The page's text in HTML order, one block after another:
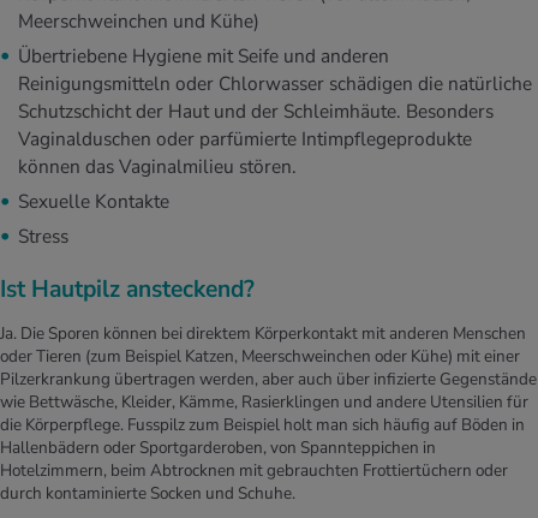
Meerschweinchen und Kühe)
Übertriebene Hygiene mit Seife und anderen
Reinigungsmitteln oder Chlorwasser schädigen die natürliche
Schutzschicht der Haut und der Schleimhäute. Besonders
Vaginalduschen oder parfümierte Intimpflegeprodukte
können das Vaginalmilieu stören.
Sexuelle Kontakte
Stress
Ist Hautpilz ansteckend?
Ja. Die Sporen können bei direktem Körperkontakt mit anderen Menschen
oder Tieren (zum Beispiel Katzen, Meerschweinchen oder Kühe) mit einer
Pilzerkrankung übertragen werden, aber auch über infizierte Gegenstände
wie Bettwäsche, Kleider, Kämme, Rasierklingen und andere Utensilien für
die Körperpflege. Fusspilz zum Beispiel holt man sich häufig auf Böden in
Hallenbädern oder Sportgarderoben, von Spannteppichen in
Hotelzimmern, beim Abtrocknen mit gebrauchten Frottiertüchern oder
durch kontaminierte Socken und Schuhe.